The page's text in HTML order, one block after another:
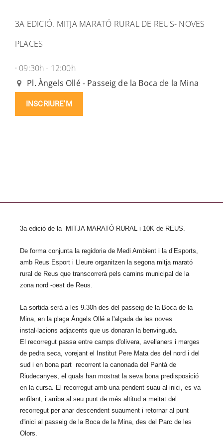
3A EDICIÓ. MITJA MARATÓ RURAL DE REUS- NOVES
PLACES
· 09:30h - 12:00h
Pl. Àngels Ollé - Passeig de la Boca de la Mina
INSCRIURE’M
3a edició de la MITJA MARATÓ RURAL i 10K de REUS.
De forma conjunta la regidoria de Medi Ambient i la d’Esports,
amb Reus Esport i Lleure organitzen la segona mitja marató
rural de Reus que transcorrerà pels camins municipal de la
zona nord -oest de Reus.
La sortida serà a les 9.30h des del passeig de la Boca de la
Mina, en la plaça Àngels Ollé a l'alçada de les noves
instal·lacions adjacents que us donaran la benvinguda.
El recorregut passa entre camps d'olivera, avellaners i marges
de pedra seca, vorejant el Institut Pere Mata des del nord i del
sud i en bona part recorrent la canonada del Pantà de
Riudecanyes, el quals han mostrat la seva bona predisposició
en la cursa. El recorregut amb una pendent suau al inici, es va
enfilant, i arriba al seu punt de més altitud a meitat del
recorregut per anar descendent suaument i retornar al punt
d'inici al passeig de la Boca de la Mina, des del Parc de les
Olors.